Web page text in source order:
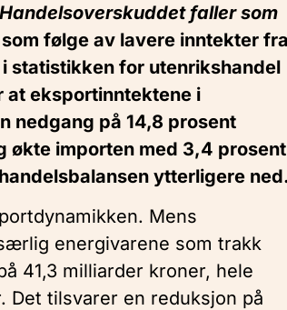
Handelsoverskuddet faller som
følge av lavere inntekter
statistikken for utenrikshandel
at eksportinntektene i
nedgang på 14,8 prosent
økte importen med 3,4 prosent
ytterligere
Mens
energivarene som trakk
41,3 milliarder kroner, hele
Det tilsvarer en reduksjon på